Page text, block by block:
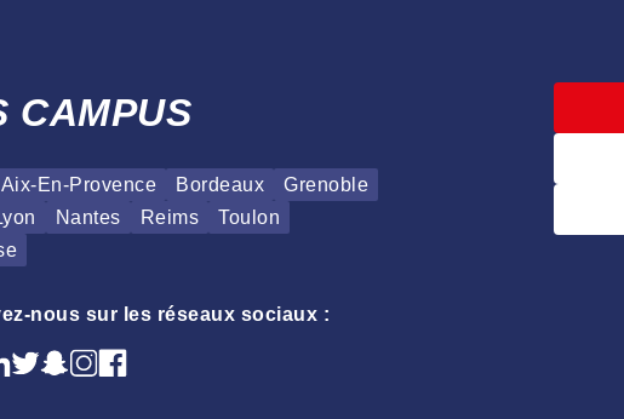
CAMPUS
Aix-En-Provence Bordeaux
Grenoble
Nantes Reims
Toulon
nous sur les réseaux sociaux :